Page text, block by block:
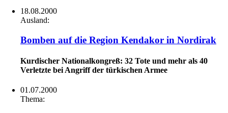
18.08.2000
Ausland:
Bomben auf die Region Kendakor in Nordirak
Kurdischer Nationalkongreß: 32 Tote und mehr als 40
Verletzte bei Angriff der türkischen Armee
01.07.2000
Thema: